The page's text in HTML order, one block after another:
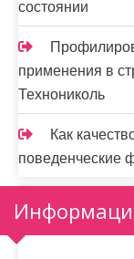
состоянии
применения в
Технониколь
Как
поведенческие